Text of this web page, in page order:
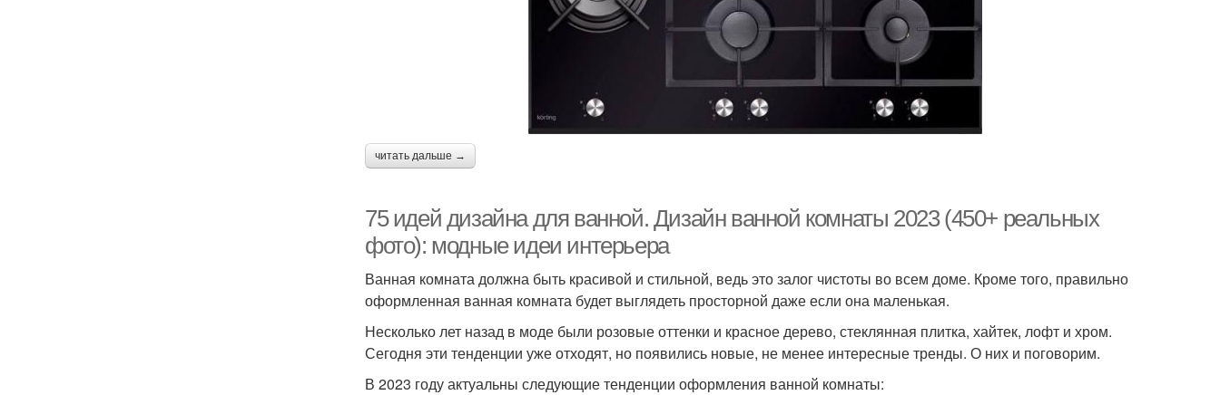
читать дальше →
75 идей дизайна для ванной. Дизайн ванной комнаты 2023 (450+ реальных
фото): модные идеи интерьера
Ванная комната должна быть красивой и стильной, ведь это залог чистоты во всем доме. Кроме того, правильно
оформленная ванная комната будет выглядеть просторной даже если она маленькая.
Несколько лет назад в моде были розовые оттенки и красное дерево, стеклянная плитка, хайтек, лофт и хром.
Сегодня эти тенденции уже отходят, но появились новые, не менее интересные тренды. О них и поговорим.
В 2023 году актуальны следующие тенденции оформления ванной комнаты: